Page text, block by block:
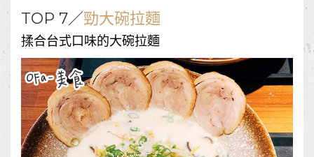
TOP 7／勁大碗拉麵
揉合台式口味的大碗拉麵